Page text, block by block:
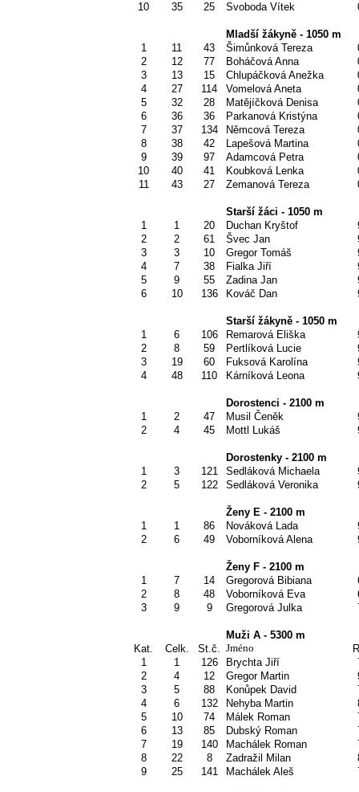
10
35 25 Svoboda Vítek
Mladší žákyně - 1050 m
1
11 43 Šimůnková Tereza
2
12 77 Boháčová Anna
3
13 15 Chlupáčková Anežka
4
27 114 Vomelová Aneta
5
32 28 Matějíčková Denisa
6
36 36 Parkanová Kristýna
7
37 134 Němcová Tereza
8
38 42 Lapešová Martina
9
39 97 Adamcová Petra
10
40 41 Koubková Lenka
11
43 27 Zemanová Tereza
Starší žáci - 1050 m
1
1 20 Duchan Kryštof
2
2 61 Švec Jan
3
3 10 Gregor Tomáš
4
7 38 Fialka Jiří
5
9 55 Zadina Jan
6
10 136 Kováč Dan
Starší žákyně - 1050 m
1
6 106 Remarová Eliška
2
8 59 Pertlíková Lucie
3
19 60 Fuksová Karolína
4
48 110 Kárníková Leona
Dorostenci - 2100 m
1
2 47 Musil Čeněk
2
4 45 Mottl Lukáš
Dorostenky - 2100 m
1
3 121 Sedláková Michaela
2
5 122 Sedláková Veronika
Ženy E - 2100 m
1
1 86 Nováková Lada
2
6 49 Voborníková Alena
Ženy F - 2100 m
1
7 14 Gregorová Bibiana
2
8 48 Voborníková Eva
3
9 9 Gregorová Julka
Muži A - 5300 m
Kat.
Celk. St.č. Jméno
1
1 126 Brychta Jiří
2
4 12 Gregor Martin
3
5 88 Konůpek David
4
6 132 Nehyba Martin
5
10 74 Málek Roman
6
13 85 Dubský Roman
7
19 140 Machálek Roman
8
22 8 Zadražil Milan
9
25 141 Machálek Aleš